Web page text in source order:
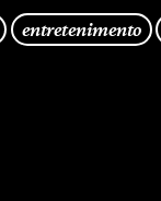
entretenimento